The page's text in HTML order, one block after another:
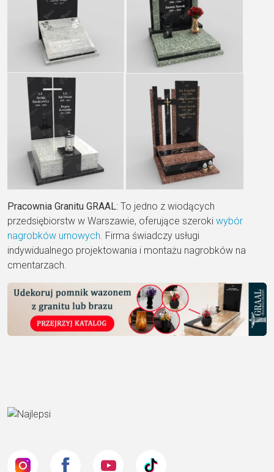
Pracownia Granitu GRAAL: To jedno z wiodących
przedsiębiorstw w Warszawie, oferujące szeroki wybór
nagrobków urnowych. Firma świadczy usługi
indywidualnego projektowania i montażu nagrobków na
cmentarzach.